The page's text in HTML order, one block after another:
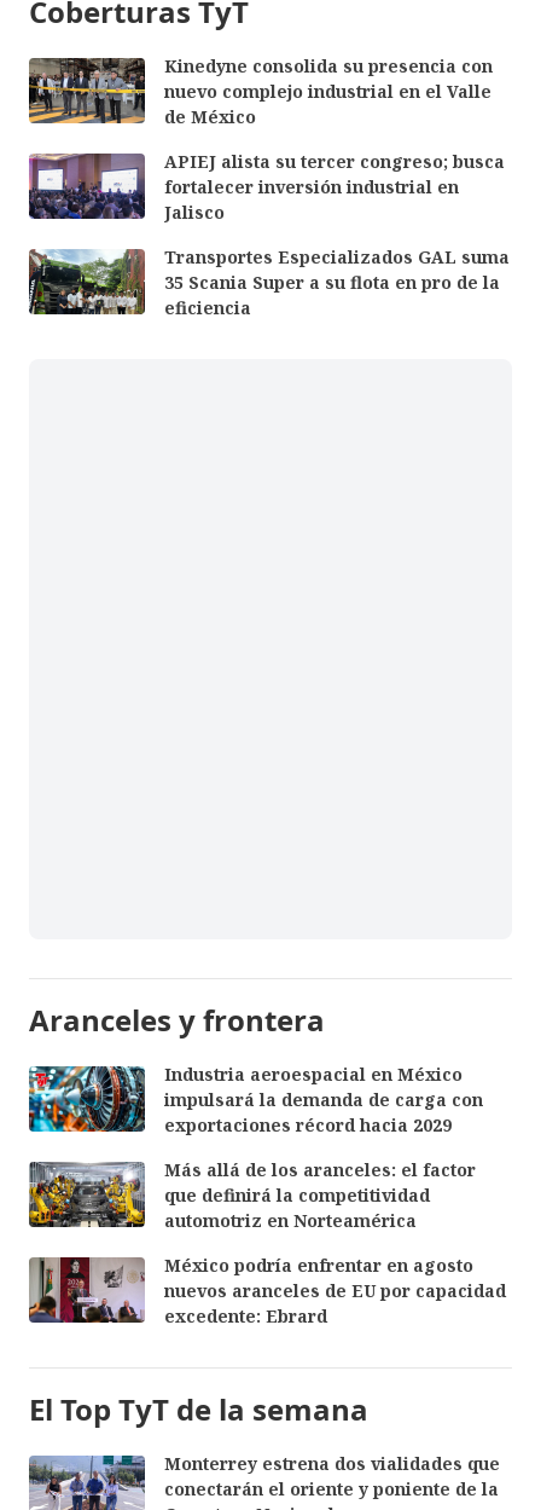
Coberturas TyT
Kinedyne consolida su presencia con
nuevo complejo industrial en el Valle
de México
APIEJ alista su tercer congreso; busca
fortalecer inversión industrial en
Jalisco
Transportes Especializados GAL suma
35 Scania Super a su flota en pro de la
eficiencia
Aranceles y frontera
Industria aeroespacial en México
impulsará la demanda de carga con
exportaciones récord hacia 2029
Más allá de los aranceles: el factor
que definirá la competitividad
automotriz en Norteamérica
México podría enfrentar en agosto
nuevos aranceles de EU por capacidad
excedente: Ebrard
El Top TyT de la semana
Monterrey estrena dos vialidades que
conectarán el oriente y poniente de la